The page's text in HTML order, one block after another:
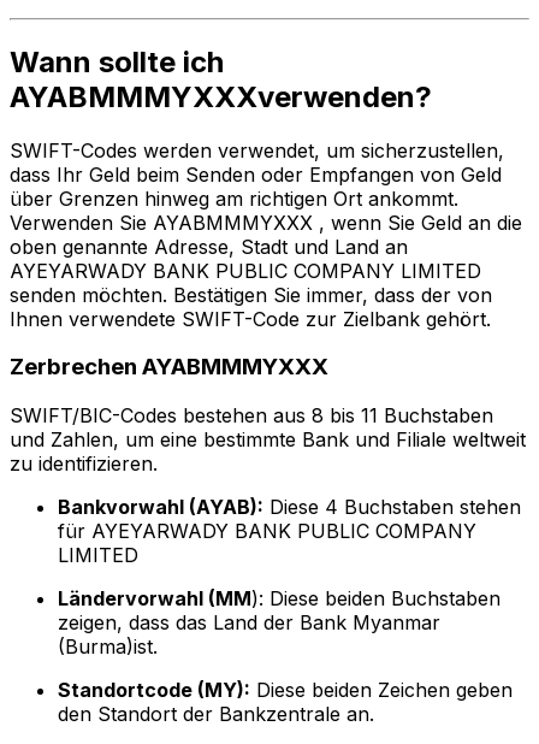
Wann sollte ich
AYABMMMYXXXverwenden?
SWIFT-Codes werden verwendet, um sicherzustellen,
dass Ihr Geld beim Senden oder Empfangen von Geld
über Grenzen hinweg am richtigen Ort ankommt.
Verwenden Sie AYABMMMYXXX , wenn Sie Geld an die
oben genannte Adresse, Stadt und Land an
AYEYARWADY BANK PUBLIC COMPANY LIMITED
senden möchten. Bestätigen Sie immer, dass der von
Ihnen verwendete SWIFT-Code zur Zielbank gehört.
Zerbrechen AYABMMMYXXX
SWIFT/BIC-Codes bestehen aus 8 bis 11 Buchstaben
und Zahlen, um eine bestimmte Bank und Filiale weltweit
zu identifizieren.
Bankvorwahl (AYAB): Diese 4 Buchstaben stehen
für AYEYARWADY BANK PUBLIC COMPANY
LIMITED
Ländervorwahl (MM): Diese beiden Buchstaben
zeigen, dass das Land der Bank Myanmar
(Burma)ist.
Standortcode (MY): Diese beiden Zeichen geben
den Standort der Bankzentrale an.